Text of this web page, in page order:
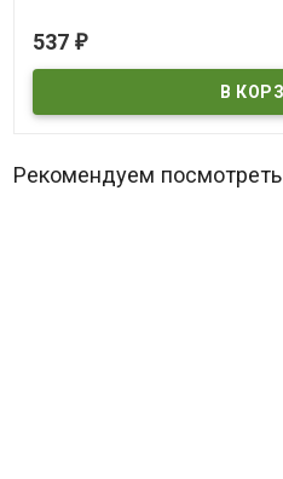
В наличии
537 ₽
Рекомендуем посмотреть